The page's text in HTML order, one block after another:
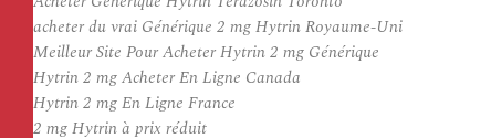
acheter du vrai Générique 2 mg Hytrin Royaume-Uni
Meilleur Site Pour Acheter Hytrin 2 mg Générique
Hytrin 2 mg Acheter En Ligne Canada
Hytrin 2 mg En Ligne France
2 mg Hytrin à prix réduit